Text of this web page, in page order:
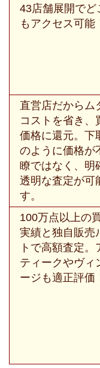
43店舗展開でど
もアクセス可能
直営店だからム
コストを省き、
価格に還元。下
のように価格が
瞭ではなく、明
透明な査定が可
す。
100万点以上の
実績と独自販売
トで高額査定。
ティークやヴィ
ージも適正評価